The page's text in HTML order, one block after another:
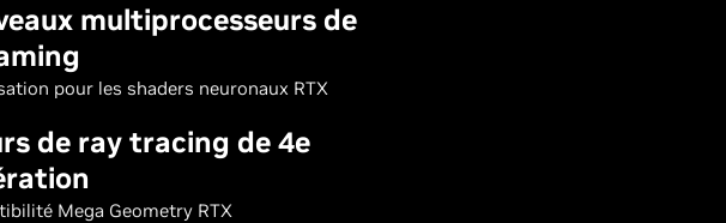
multiprocesseurs de
pour les shaders neuronaux RTX
de ray tracing de 4e
Mega Geometry RTX